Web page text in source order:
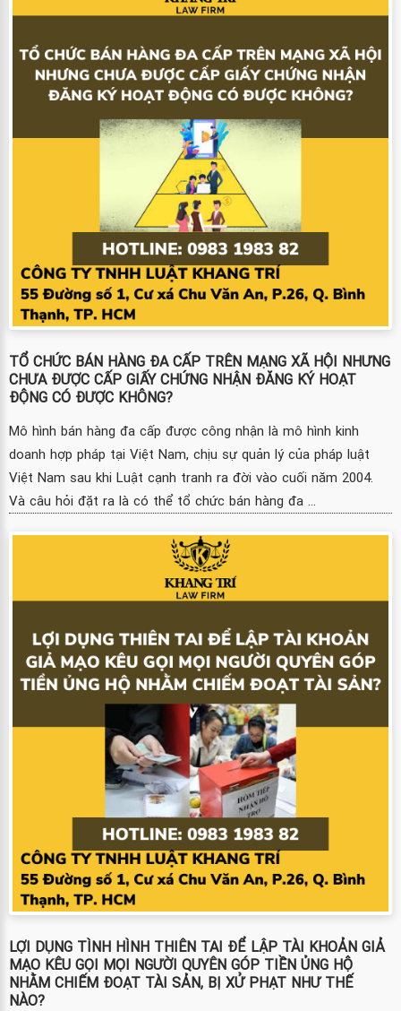
TỔ CHỨC BÁN HÀNG ĐA CẤP TRÊN MẠNG XÃ HỘI NHƯNG
CHƯA ĐƯỢC CẤP GIẤY CHỨNG NHẬN ĐĂNG KÝ HOẠT
ĐỘNG CÓ ĐƯỢC KHÔNG?
Mô hình bán hàng đa cấp được công nhận là mô hình kinh
doanh hợp pháp tại Việt Nam, chịu sự quản lý của pháp luật
Việt Nam sau khi Luật cạnh tranh ra đời vào cuối năm 2004.
Và câu hỏi đặt ra là có thể tổ chức bán hàng đa ...
LỢI DỤNG TÌNH HÌNH THIÊN TAI ĐỂ LẬP TÀI KHOẢN GIẢ
MẠO KÊU GỌI MỌI NGƯỜI QUYÊN GÓP TIỀN ỦNG HỘ
NHẰM CHIẾM ĐOẠT TÀI SẢN, BỊ XỬ PHẠT NHƯ THẾ
NÀO?